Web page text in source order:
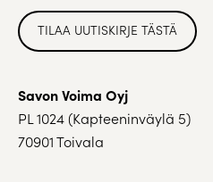
TILAA UUTISKIRJE TÄSTÄ
Savon Voima Oyj
PL 1024 (Kapteeninväylä 5)
70901 Toivala